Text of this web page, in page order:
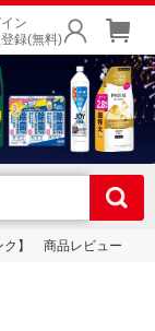
ン
録(無料)
ク】 商品レビュー